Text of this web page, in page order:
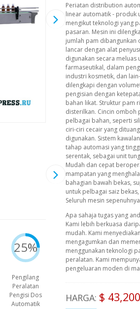
25%
Pengilang
Peralatan
Pengisi Dos
Automatik
Periatan distribution
linear automatik - produk
mengikut teknologi yang
pasaran. Mesin ini
jumlah pam dibangunkan
lancar dengan alat
digunakan secara meluas
farmaseutikal, dalam
industri kosmetik, dan
dilengkapi dengan
pengisian dengan
bahan likat. Struktur pam
disterilkan. Cincin
pelbagai bahan, seperti
ciri-ciri cecair yang
digunakan. Sistem
tahap automasi yang
serentak, sebagai unit
Mudah dan cepat
mampatan yang
bahagian bawah bekas,
untuk pelbagai saiz
Seluruh mesin
Apa sahaja tugas yang
Kami lebih berkuasa
mudah. Kami
mengagumkan dan
menggunakan teknologi
peralatan. Kami
pengeluaran moden di
HARGA: $ 43,200